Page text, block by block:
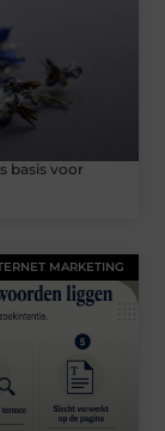
basis voor
MARKETING